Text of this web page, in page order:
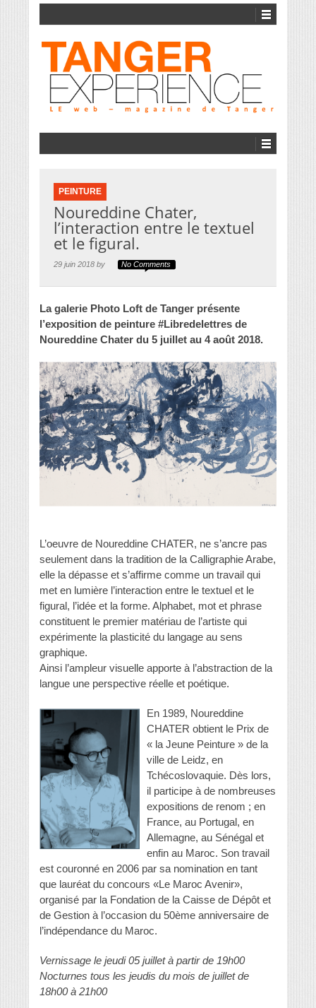
PEINTURE
Noureddine Chater,
l’interaction entre le textuel
et le figural.
29 juin 2018 by No Comments
La galerie Photo Loft de Tanger présente
l’exposition de peinture #Libredelettres de
Noureddine Chater du 5 juillet au 4 août 2018.
L’oeuvre de Noureddine CHATER, ne s’ancre pas
seulement dans la tradition de la Calligraphie Arabe,
elle la dépasse et s’affirme comme un travail qui
met en lumière l’interaction entre le textuel et le
figural, l’idée et la forme. Alphabet, mot et phrase
constituent le premier matériau de l’artiste qui
expérimente la plasticité du langage au sens
graphique.
Ainsi l’ampleur visuelle apporte à l’abstraction de la
langue une perspective réelle et poétique.
En 1989, Noureddine
CHATER obtient le Prix de
« la Jeune Peinture » de la
ville de Leidz, en
Tchécoslovaquie. Dès lors,
il participe à de nombreuses
expositions de renom ; en
France, au Portugal, en
Allemagne, au Sénégal et
enfin au Maroc. Son travail
est couronné en 2006 par sa nomination en tant
que lauréat du concours «Le Maroc Avenir»,
organisé par la Fondation de la Caisse de Dépôt et
de Gestion à l’occasion du 50ème anniversaire de
l’indépendance du Maroc.
Vernissage le jeudi 05 juillet à partir de 19h00
Nocturnes tous les jeudis du mois de juillet de
18h00 à 21h00